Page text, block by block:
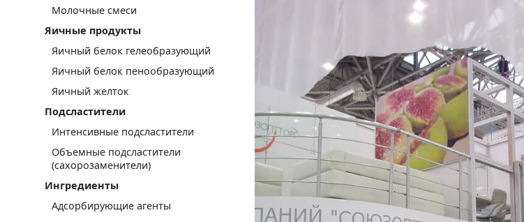
Молочные смеси
Яичные продукты
Яичный белок гелеобразующий
Яичный белок пенообразующий
Яичный желток
Подсластители
Интенсивные подсластители
Объемные подсластители
(сахорозаменители)
Ингредиенты
Адсорбирующие агенты